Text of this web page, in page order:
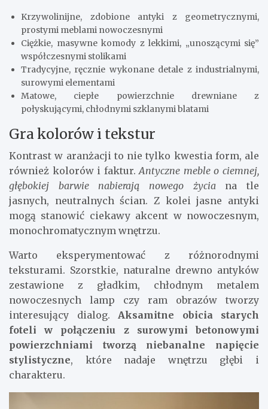
Krzywolinijne, zdobione antyki z geometrycznymi,
prostymi meblami nowoczesnymi
Ciężkie, masywne komody z lekkimi, „unoszącymi się”
współczesnymi stolikami
Tradycyjne, ręcznie wykonane detale z industrialnymi,
surowymi elementami
Matowe, ciepłe powierzchnie drewniane z
połyskującymi, chłodnymi szklanymi blatami
Gra kolorów i tekstur
Kontrast w aranżacji to nie tylko kwestia form, ale
również kolorów i faktur.Antyczne meble o ciemnej,
głębokiej barwie nabierają nowego życiana tle
jasnych, neutralnych ścian. Z kolei jasne antyki
mogą stanowić ciekawy akcent w nowoczesnym,
monochromatycznym wnętrzu.
Warto eksperymentować z różnorodnymi
teksturami. Szorstkie, naturalne drewno antyków
zestawione z gładkim, chłodnym metalem
nowoczesnych lamp czy ram obrazów tworzy
interesujący dialog. Aksamitne obicia starych
foteli w połączeniu z surowymi betonowymi
powierzchniami tworzą niebanalne napięcie
stylistyczne, które nadaje wnętrzu głębi i
charakteru.